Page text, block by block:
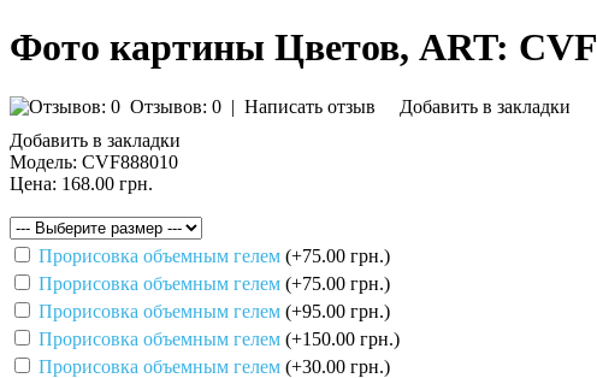
Фото картины Цветов, ART:
Отзывов: 0 | Написать отзыв
Добавить в закладки
Добавить в закладки
Модель: CVF888010
Цена: 168.00 грн.
Прорисовка объемным гелем (+75.00 грн.)
Прорисовка объемным гелем (+75.00 грн.)
Прорисовка объемным гелем (+95.00 грн.)
Прорисовка объемным гелем (+150.00 грн.)
Прорисовка объемным гелем (+30.00 грн.)